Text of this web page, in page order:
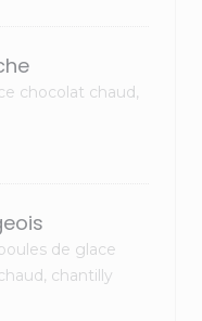
chocolat chaud,
de glace
chantilly